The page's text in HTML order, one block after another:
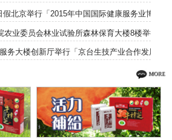
假北京举行「2015年中国国际健康服务业博览
农业委员会林业试验所森林保育大楼8楼举行「
务大楼创新厅举行「京台生技产业合作发展论